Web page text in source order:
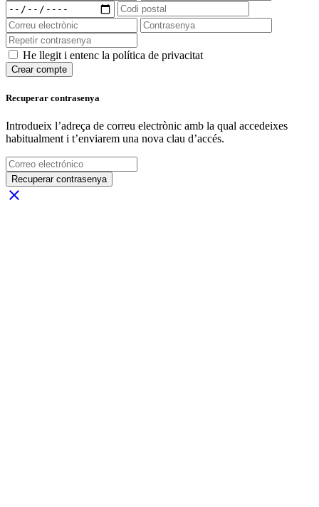
He llegit i entenc la política de privacitat
Crear compte
Recuperar contrasenya
Introdueix l’adreça de correu electrònic amb la qual accedeixes
habitualment i t’enviarem una nova clau d’accés.
Recuperar contrasenya
close